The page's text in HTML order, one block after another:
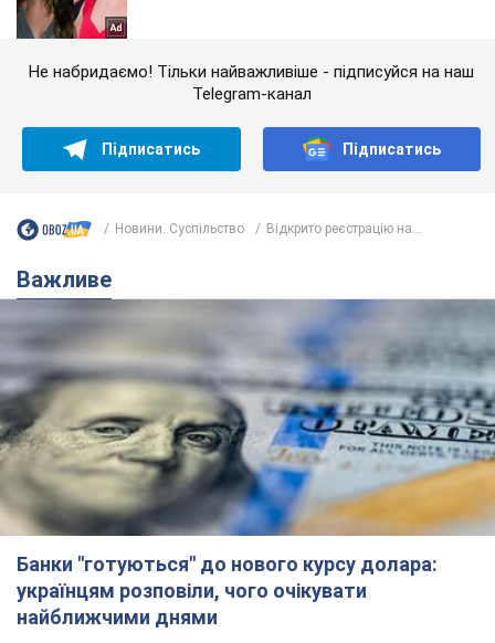
Не набридаємо! Тільки найважливіше - підписуйся на наш
Telegram-канал
Підписатись Підписатись
Новини. Суспільство Відкрито реєстрацію на...
Важливе
Банки "готуються" до нового курсу долара:
українцям розповіли, чого очікувати
найближчими днями